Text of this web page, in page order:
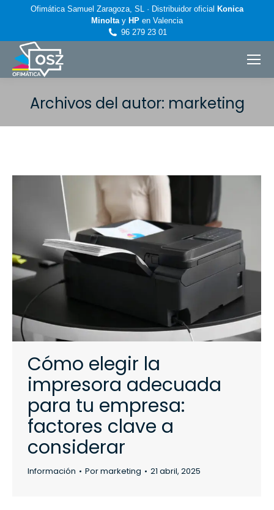
Ofimática Samuel Zaragoza, SL · Distribuidor oficial Konica
Minoltay HP en Valencia
96 279 23 01
Archivos del autor: marketing
Cómo elegir la
impresora adecuada
para tu empresa:
factores clave a
considerar
Información Pormarketing 21 abril, 2025